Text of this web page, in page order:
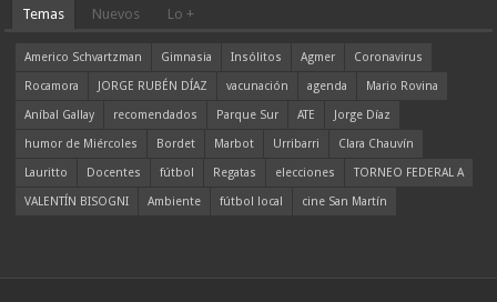
Temas Nuevos Lo +
Americo Schvartzman Gimnasia Insólitos Agmer
Coronavirus
Rocamora
JORGE RUBÉN DÍAZ vacunación agenda
Mario Rovina
Aníbal Gallay
recomendados Parque Sur ATE
Jorge Díaz
humor de Miércoles
Bordet Marbot Urribarri
Clara Chauvín
Lauritto
Docentes fútbol Regatas elecciones
TORNEO FEDERAL A
VALENTÍN BISOGNI
Ambiente fútbol local cine San Martín